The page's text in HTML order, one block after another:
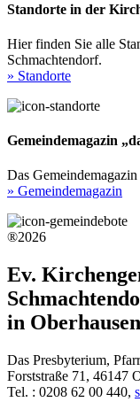
Standorte in der
Hier finden Sie alle
Schmachtendorf.
» Standorte
Gemeindemagazin
Das
» Gemeindemagazin
®2026
Ev.
in Oberhausen
Das Presbyterium,
Forststraße 71, 46147
Tel. : 0208 62 00 440,